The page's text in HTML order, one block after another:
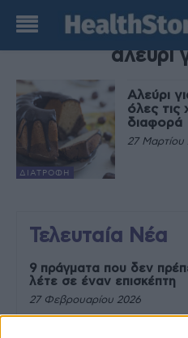
TAG
αλεύρι
ΔΙΑΤΡΟΦΉ
Αλεύρι
όλες τις
διαφορά
27 Μαρτίου
Τελευταία Νέα
9 πράγματα που δεν
λέτε σε έναν επισκέπτη
27 Φεβρουαρίου 2026